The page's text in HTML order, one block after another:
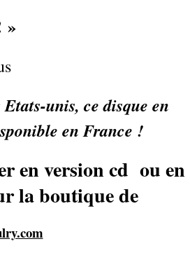
»
unis, ce disque en
en France !
en version cd ou en
la boutique de